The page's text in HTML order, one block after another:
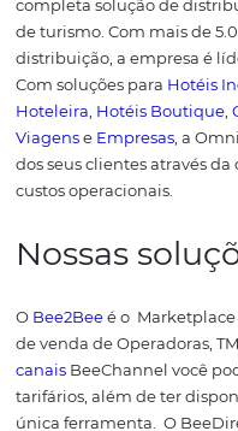
A implementação de
software de vendas e
hoteleiros a melhorar
melhor e mais
quehotéis
serviços de hotéis
gestão dos pequenos
de hoteis maiores,
hóspede e,
torno de receitas